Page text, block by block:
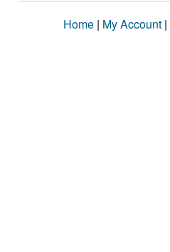
Home | My Account |